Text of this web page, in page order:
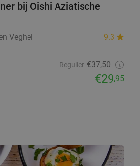
bij Oishi Aziatische
Veghel
9.3
Regulier €37,50
€29,95